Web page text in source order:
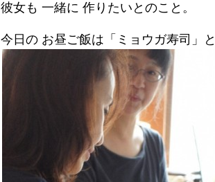
彼女も 一緒に 作りたいとのこと。
今日の お昼ご飯は「ミョウガ寿司」